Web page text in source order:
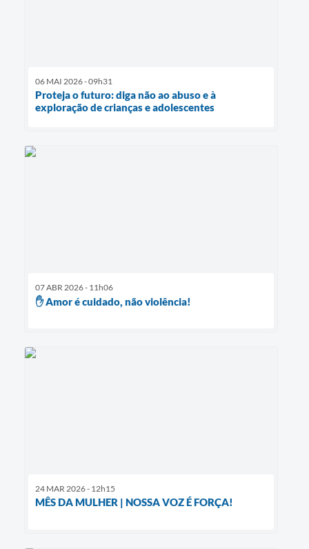
06 MAI 2026 - 09h31
Proteja o futuro: diga não ao abuso e à
exploração de crianças e adolescentes
07 ABR 2026 - 11h06
✋ Amor é cuidado, não violência!
24 MAR 2026 - 12h15
MÊS DA MULHER | NOSSA VOZ É FORÇA!